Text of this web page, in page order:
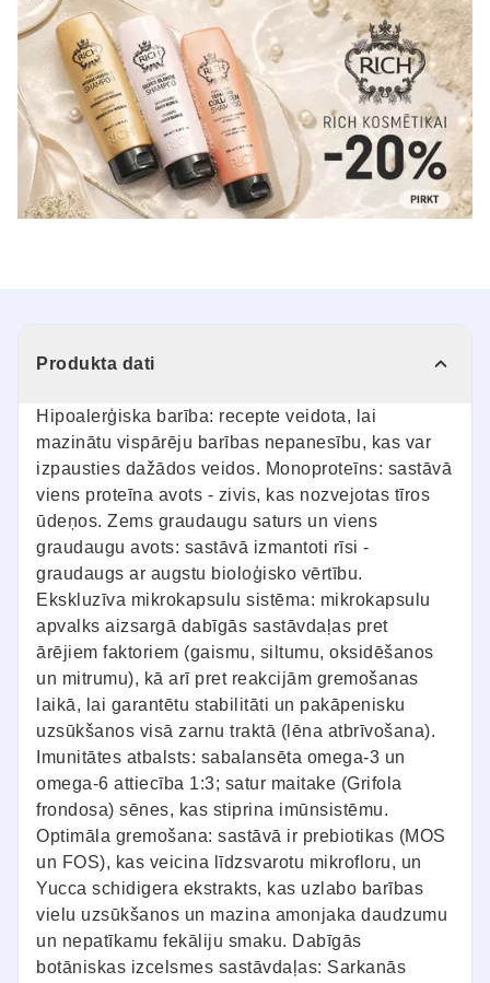
Produkta dati
Hipoalerģiska barība: recepte veidota, lai
mazinātu vispārēju barības nepanesību, kas var
izpausties dažādos veidos. Monoproteīns: sastāvā
viens proteīna avots - zivis, kas nozvejotas tīros
ūdeņos. Zems graudaugu saturs un viens
graudaugu avots: sastāvā izmantoti rīsi -
graudaugs ar augstu bioloģisko vērtību.
Ekskluzīva mikrokapsulu sistēma: mikrokapsulu
apvalks aizsargā dabīgās sastāvdaļas pret
ārējiem faktoriem (gaismu, siltumu, oksidēšanos
un mitrumu), kā arī pret reakcijām gremošanas
laikā, lai garantētu stabilitāti un pakāpenisku
uzsūkšanos visā zarnu traktā (lēna atbrīvošana).
Imunitātes atbalsts: sabalansēta omega-3 un
omega-6 attiecība 1:3; satur maitake (Grifola
frondosa) sēnes, kas stiprina imūnsistēmu.
Optimāla gremošana: sastāvā ir prebiotikas (MOS
un FOS), kas veicina līdzsvarotu mikrofloru, un
Yucca schidigera ekstrakts, kas uzlabo barības
vielu uzsūkšanos un mazina amonjaka daudzumu
un nepatīkamu fekāliju smaku. Dabīgās
botāniskas izcelsmes sastāvdaļas: Sarkanās